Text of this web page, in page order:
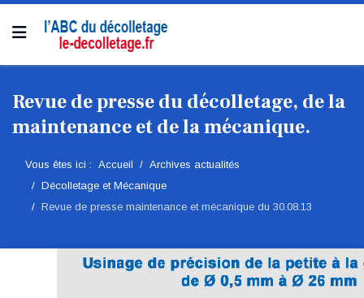
Revue de presse du décolletage, de la
maintenance et de la mécanique.
Vous êtes ici : Accueil
Archives actualités
Décolletage et Mécanique
Revue de presse maintenance et mécanique du 30.08.13